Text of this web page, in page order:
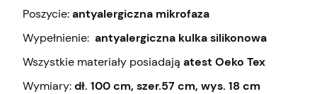
Poszycie:antyalergiczna mikrofaza
Wypełnienie: antyalergiczna kulka silikonowa
Wszystkie materiały posiadają atest Oeko Tex
Wymiary:dł. 100 cm, szer.57 cm, wys. 18 cm